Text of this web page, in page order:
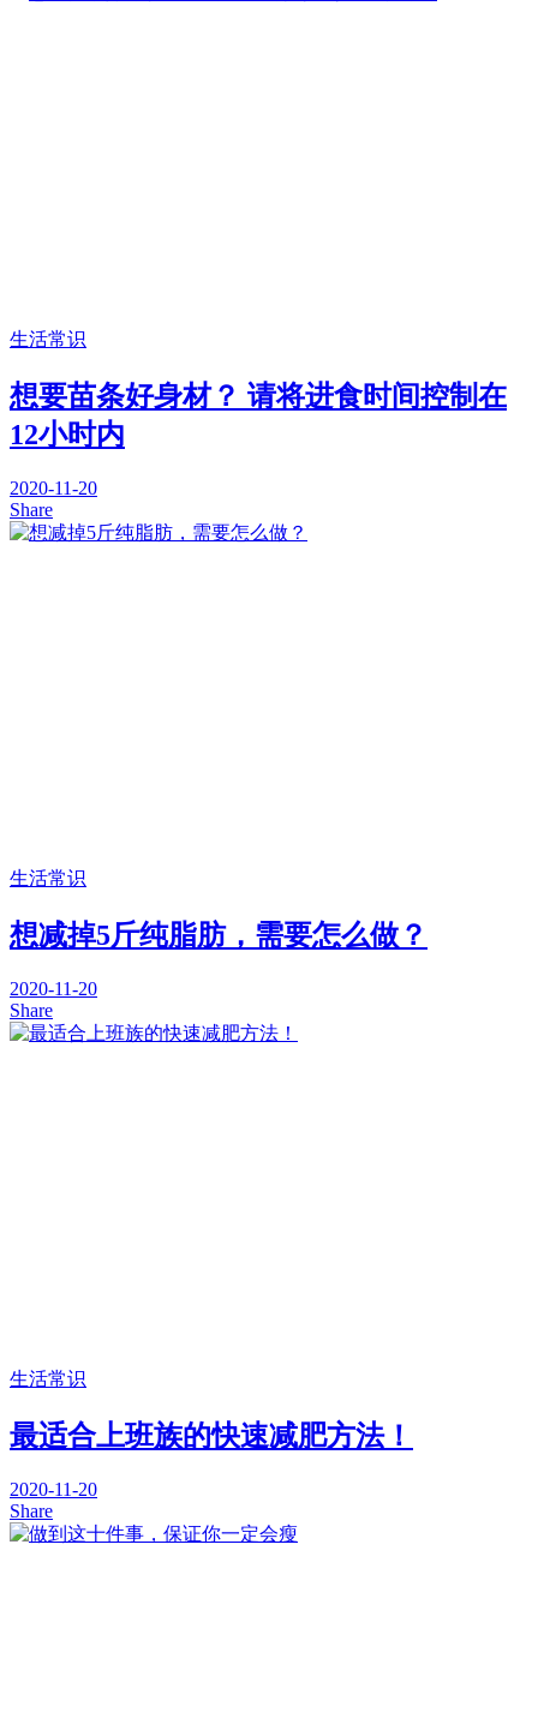
生活常识
想要苗条好身材？ 请将进食时间控制在
12小时内
2020-11-20
Share
生活常识
想减掉5斤纯脂肪，需要怎么做？
2020-11-20
Share
生活常识
最适合上班族的快速减肥方法！
2020-11-20
Share